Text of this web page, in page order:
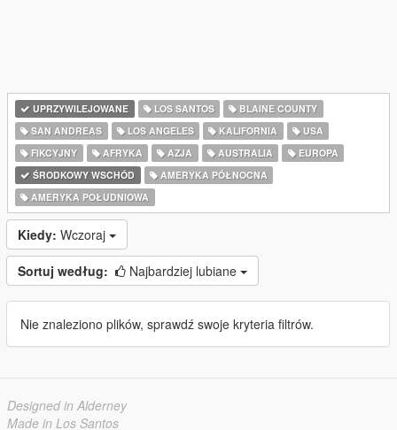
UPRZYWILEJOWANE LOS SANTOS
BLAINE COUNTY
SAN ANDREAS
LOS ANGELES KALIFORNIA
USA
FIKCYJNY
AFRYKA AZJA AUSTRALIA
EUROPA
ŚRODKOWY WSCHÓD
AMERYKA PÓŁNOCNA
AMERYKA POŁUDNIOWA
Kiedy: Wczoraj
Sortuj według: Najbardziej lubiane
Nie znaleziono plików, sprawdź swoje kryteria filtrów.
Designed in Alderney
Made in Los Santos